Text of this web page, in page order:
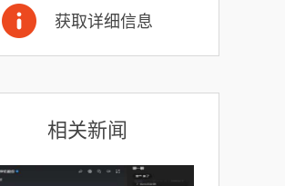
获取详细信息
相关新闻